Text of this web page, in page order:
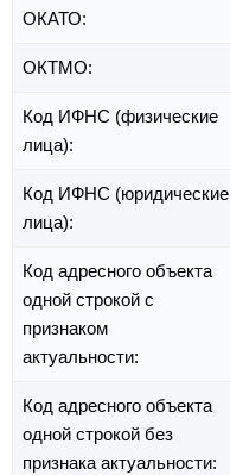
ОКАТО:
ОКТМО:
Код ИФНС (физические
лица):
Код ИФНС (юридические
лица):
Код адресного объекта
одной строкой с
признаком
актуальности:
Код адресного объекта
одной строкой без
признака актуальности: